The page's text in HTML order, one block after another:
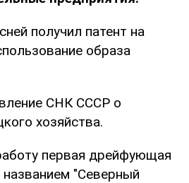
получил патент на
образа
СНК СССР о
хозяйства.
первая дрейфующая
названием "Северный